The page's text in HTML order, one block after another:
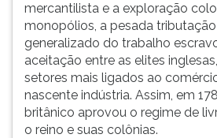
mercantilista e a exploração
monopólios, a pesada
generalizado do trabalho
aceitação entre as elites
setores mais ligados ao
nascente indústria. Assim, em
britânico aprovou o regime de
o reino e suas colônias.